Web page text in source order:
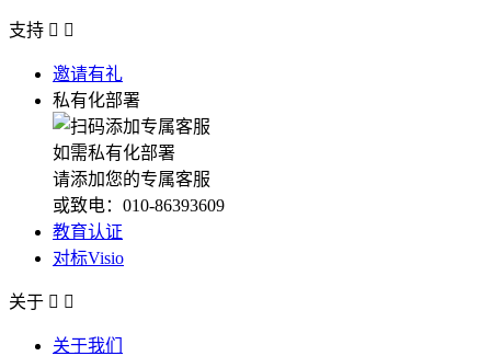
支持  
邀请有礼
私有化部署
如需私有化部署
请添加您的专属客服
或致电：010-86393609
教育认证
对标Visio
关于  
关于我们